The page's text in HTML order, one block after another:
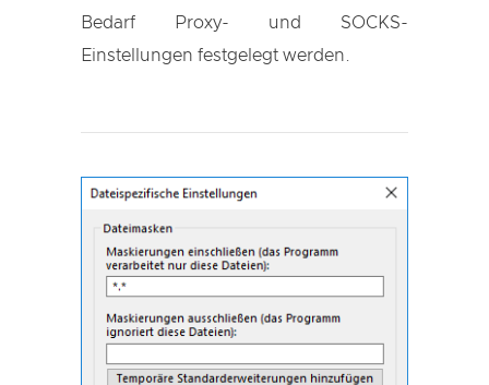
Bedarf Proxy- und SOCKS-
Einstellungen festgelegt werden.